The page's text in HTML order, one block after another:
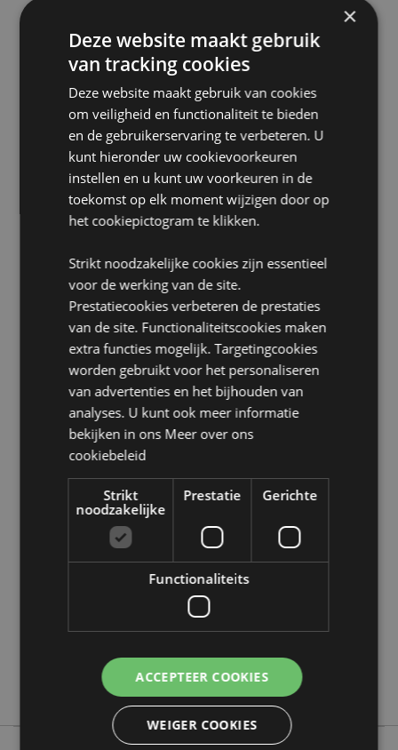
(Beukenhout)
Veganistisch:Ja
Vrij van parabenen:Ja
Vrij van ftalaten:Ja
Productinformatie:Elke geurstokjesverspreider wordt
geleverd met een volledige handleiding. Plaats de
geursteen op de houten onderzetter. Voeg 3-5
druppels geurolie toe aan de steen. Laat de steen de
olie absorberen en plaats hem op de gewenste plek.
Ververs de steen indien nodig voor een langdurige
Product Bron:
Zoekt u meer informatie over kopen bij Puckator?
Lees dan onzeklanten informatie gids.
Product eigenschappen
Diffuser 3.5 x 3.5 x 1.5cm Voet 5 x 5 x 0.2cm
5055071513718
48
0.111000
Nee
Nee
×
Deze website maakt gebruik
van tracking cookies
Deze website maakt gebruik van cookies
om veiligheid en functionaliteit te bieden
en de gebruikerservaring te verbeteren. U
kunt hieronder uw cookievoorkeuren
instellen en u kunt uw voorkeuren in de
toekomst op elk moment wijzigen door op
het cookiepictogram te klikken.
Strikt noodzakelijke cookies zijn essentieel
voor de werking van de site.
Prestatiecookies verbeteren de prestaties
van de site. Functionaliteitscookies maken
extra functies mogelijk. Targetingcookies
worden gebruikt voor het personaliseren
van advertenties en het bijhouden van
analyses. U kunt ook meer informatie
bekijken in ons Meer over ons
cookiebeleid
Strikt
noodzakelijke
Prestatie Gerichte
Functionaliteits
ACCEPTEER COOKIES
WEIGER COOKIES